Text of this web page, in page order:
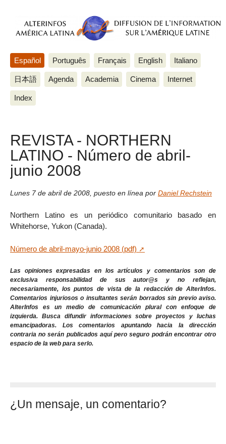
Español Português Français English Italiano
日本語 Agenda Academia Cinema Internet
Index
REVISTA - NORTHERN
LATINO - Número de abril-
junio 2008
Lunes 7 de abril de 2008 puesto en línea por Daniel Rechstein
Northern Latino es un periódico comunitario basado en
Whitehorse, Yukon (Canada).
Número de abril-mayo-junio 2008 (pdf)
Las opiniones expresadas en los artículos y comentarios son de
exclusiva responsabilidad de sus autor@s y no reflejan,
necesariamente, los puntos de vista de la redacción de AlterInfos.
Comentarios injuriosos o insultantes serán borrados sin previo aviso.
AlterInfos es un medio de comunicación plural con enfoque de
izquierda. Busca difundir informaciones sobre proyectos y luchas
emancipadoras. Los comentarios apuntando hacia la dirección
contraria no serán publicados aquí pero seguro podrán encontrar otro
espacio de la web para serlo.
¿Un mensaje, un comentario?